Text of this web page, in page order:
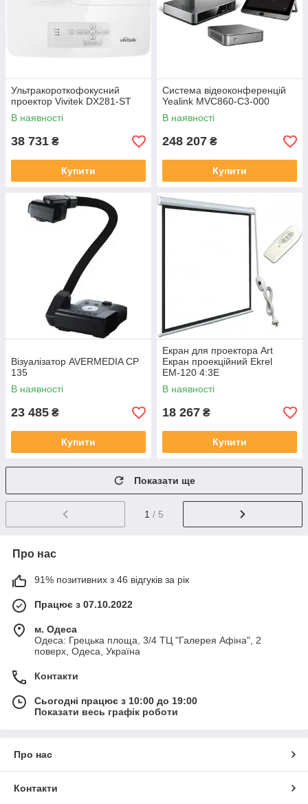
Ультракороткофокусний
проектор Vivitek DX281-ST
В наявності
38 731 ₴
Купити
Система відеоконференцій
Yealink MVC860-C3-000
В наявності
248 207 ₴
Купити
Візуалізатор AVERMEDIA CP
135
В наявності
23 485 ₴
Купити
Екран для проектора Art
Екран проекційний Ekrel
EM‑120 4:3E
В наявності
18 267 ₴
Купити
Показати ще
1 / 5
Про нас
91% позитивних з 46 відгуків за рік
Працює з 07.10.2022
м. Одеса
Одеса: Грецька площа, 3/4 ТЦ "Галерея Афіна", 2
поверх, Одеса, Україна
Контакти
Сьогодні працює з 10:00 до 19:00
Показати весь графік роботи
Про нас
Контакти